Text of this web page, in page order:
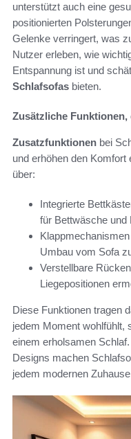
unterstützt auch eine
positionierten
Gelenke verringert, was
Nutzer erleben, wie
Entspannung ist und
Schlafsofas bieten.
Zusätzliche
Zusatzfunktionen bei
und erhöhen den
über:
Integrierte
für Bettwäsche und
Umbau vom Sofa
Verstellbare
Liegepositionen
Diese Funktionen tragen
jedem Moment wohlfühlt,
einem erholsamen
Designs machen
jedem modernen